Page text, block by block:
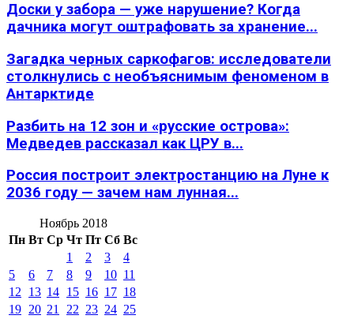
Доски у забора — уже нарушение? Когда
дачника могут оштрафовать за хранение...
Загадка черных саркофагов: исследователи
столкнулись с необъяснимым феноменом в
Антарктиде
Разбить на 12 зон и «русские острова»:
Медведев рассказал как ЦРУ в...
Россия построит электростанцию на Луне к
2036 году — зачем нам лунная...
Ноябрь 2018
Пн Вт Ср Чт Пт Сб Вс
1
2 3
4
5
6 7 8 9 10 11
12
13 14 15 16 17 18
19 20 21 22 23 24 25